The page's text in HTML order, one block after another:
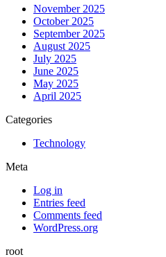
November 2025
October 2025
September 2025
August 2025
July 2025
June 2025
May 2025
April 2025
Categories
Technology
Meta
Log in
Entries feed
Comments feed
WordPress.org
root